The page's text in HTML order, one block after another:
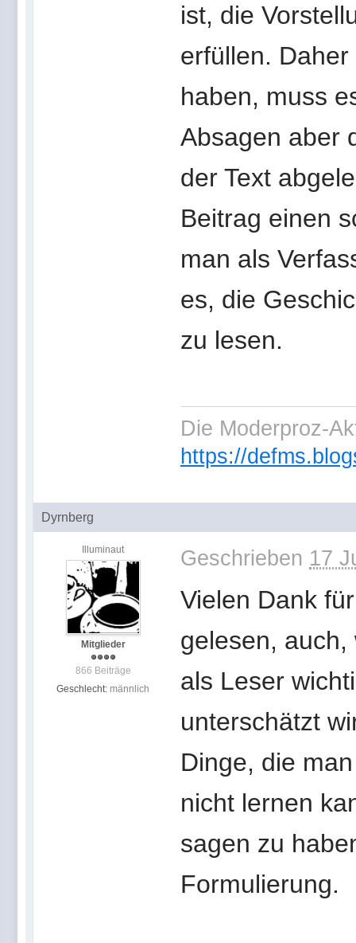
ist, die
erfüllen.
haben, muss
Absagen aber
der Text
Beitrag einen
man als
es, die
zu lesen.
Die Moderproz-
https://
Dyrnberg
Illuminaut
Mitglieder
866 Beiträge
Geschlecht: männlich
Geschrieben 17
Vielen Dank
gelesen,
als Leser
unterschätzt
Dinge, die
nicht lernen
sagen zu
Formulierung.